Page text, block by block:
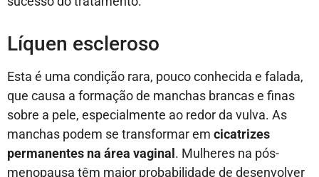
Líquen escleroso
Esta é uma condição rara, pouco conhecida e falada,
que causa a formação de manchas brancas e finas
sobre a pele, especialmente ao redor da vulva. As
manchas podem se transformar em cicatrizes
permanentes na área vaginal . Mulheres na pós-
menopausa têm maior probabilidade de desenvolver